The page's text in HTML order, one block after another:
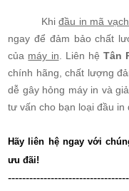
Khiđầu in mã vạch
ngay để đảm bảo chất
của máy in . Liên hệTân
chính hãng, chất lượng
dễ gây hỏng máy in và
tư vấn cho bạn loại đầu in
Hãy liên hệ ngay với
ưu đãi!